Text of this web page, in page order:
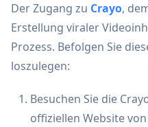
Der Zugang zu Crayo,
Erstellung viraler
Prozess. Befolgen Sie
loszulegen:
Besuchen Sie die
offiziellen Website